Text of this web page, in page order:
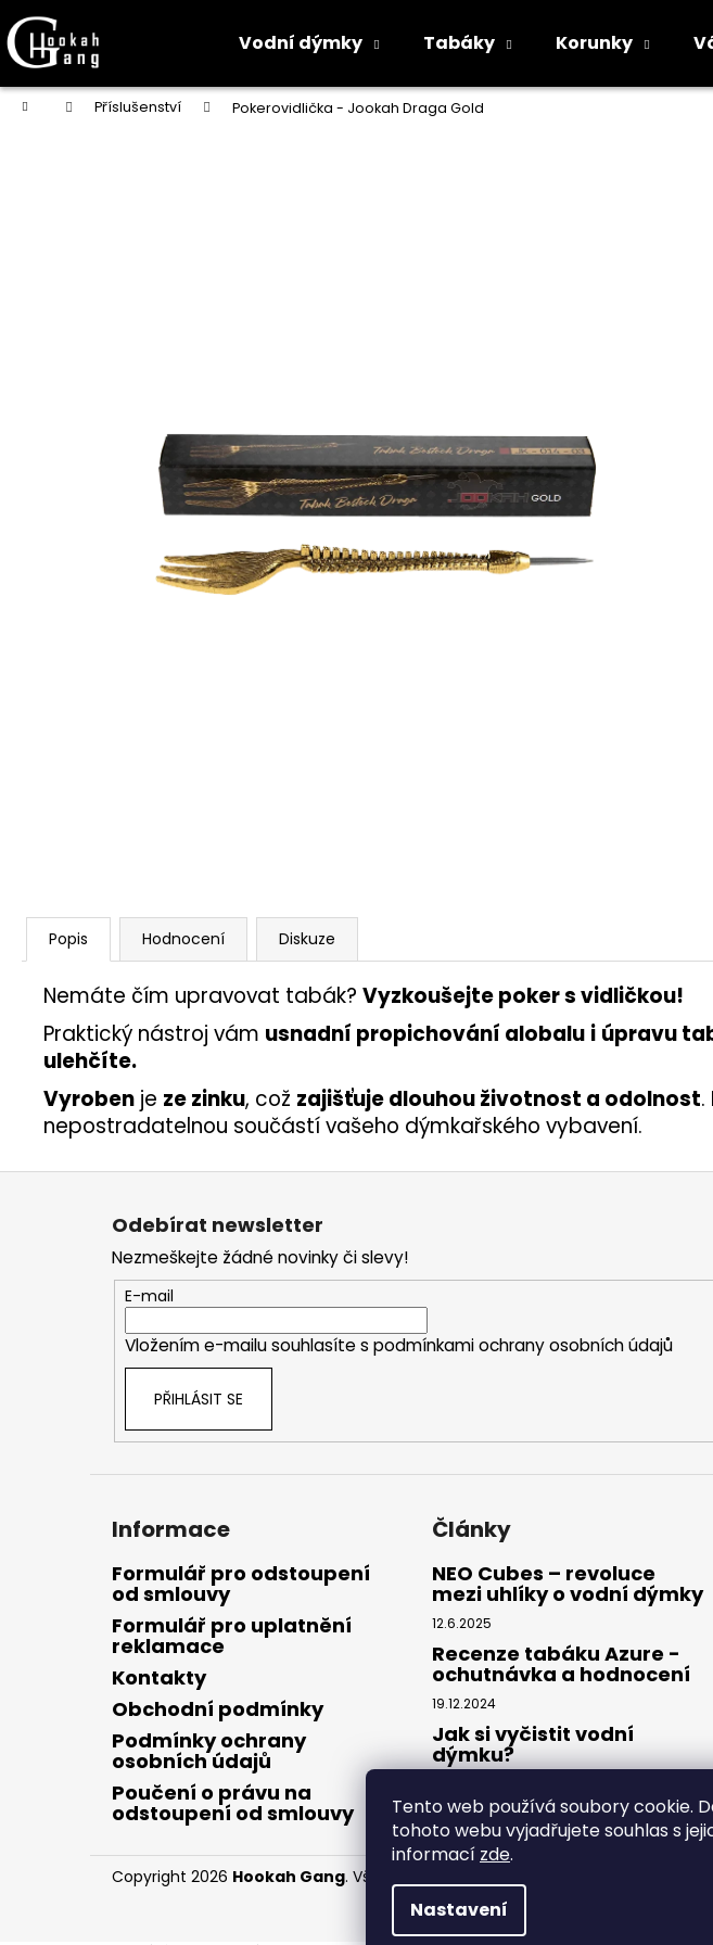
Tento web používá soubory cookie.
tohoto webu vyjadřujete souhlas s
informací zde.
Nastavení
Přejít
Vodní dýmky Tabáky Korunky
Domů Příslušenství Pokerovidlička - Jookah Draga Gold
Popis Hodnocení Diskuze
Nemáte čím upravovat tabák? Vyzkoušejte poker s vidličkou!
Praktický nástroj vám usnadní propichování alobalu i úpravu
ulehčíte.
Vyroben je ze zinku, což zajišťuje dlouhou životnost a odolnost.
nepostradatelnou součástí vašeho dýmkařského vybavení.
o
š
í
Zpět
do
obchodu
Zpět
do
obchodu
Z
Odebírat newsletter
Nezmeškejte žádné novinky či slevy!
E-mail
Vložením e-mailu souhlasíte s podmínkami ochrany osobních údajů
PŘIHLÁSIT SE
Informace
Formulář pro odstoupení
od smlouvy
Formulář pro uplatnění
reklamace
Kontakty
Obchodní podmínky
Podmínky ochrany
osobních údajů
Poučení o právu na
odstoupení od smlouvy
Články
NEO Cubes – revoluce
mezi uhlíky o vodní dýmky
12.6.2025
Recenze tabáku Azure -
ochutnávka a hodnocení
19.12.2024
Jak si vyčistit vodní
dýmku?
Copyright 2026 Hookah Gang. Všechna práva vyhrazena.